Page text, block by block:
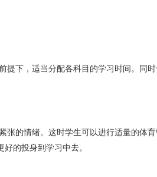
的投身到学习中去。